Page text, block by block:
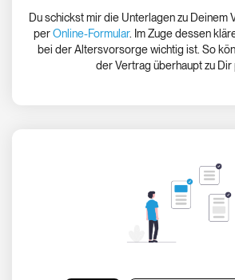
Du schickst mir die Unterlagen zu Deinem
perOnline-Formular. Im Zuge dessen
bei der Altersvorsorge wichtig ist. So
der Vertrag überhaupt zu Dir